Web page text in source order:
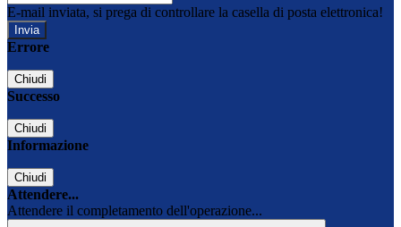
E-mail inviata, si prega di controllare la casella di posta elettronica!
Errore
Chiudi
Successo
Chiudi
Informazione
Chiudi
Attendere...
Attendere il completamento dell'operazione...